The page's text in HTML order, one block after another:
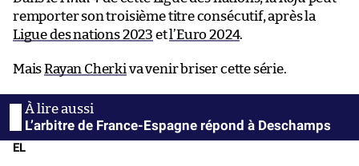
remporter son troisième titre consécutif, après la
Ligue des nations 2023 etl’Euro 2024.
MaisRayan Cherki va venir briser cette série.
L’arbitre de France-Espagne répond à Deschamps
EL